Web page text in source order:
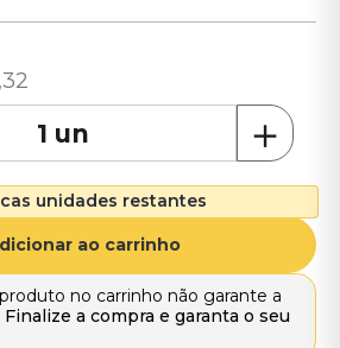
,32
＋
unidades restantes
ao carrinho
no carrinho não garante a
Finalize a compra e garanta o seu